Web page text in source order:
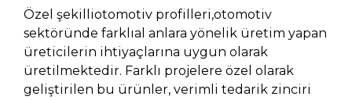
Özel şekilliotomotiv profilleri,otomotiv
sektöründe farklıal anlara yönelik üretim yapan
üreticilerin ihtiyaçlarına uygun olarak
üretilmektedir. Farklı projelere özel olarak
geliştirilen bu ürünler, verimli tedarik zinciri